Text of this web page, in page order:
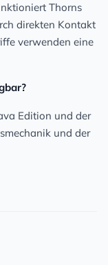
Thorns
direkten Kontakt
verwenden eine
Edition und der
und der